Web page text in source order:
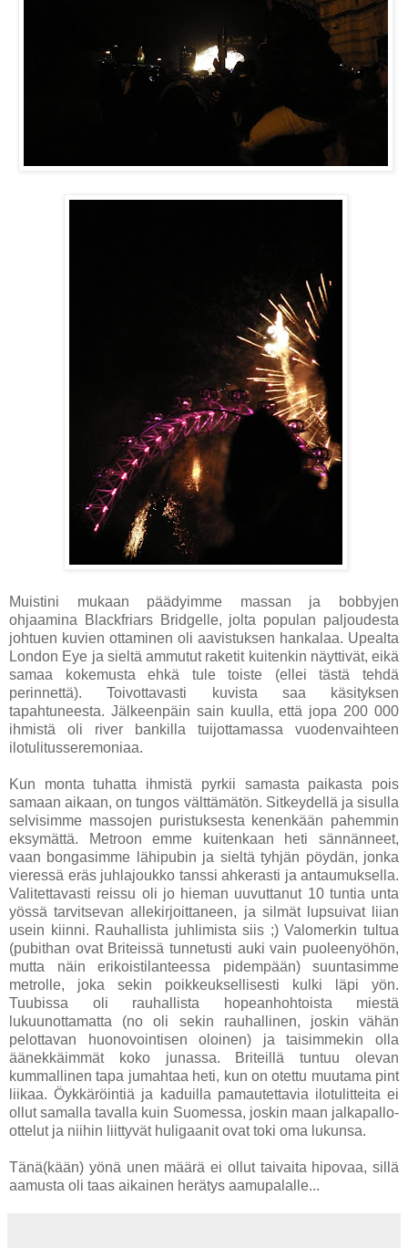
Muistini mukaan päädyimme massan ja bobbyjen
ohjaamina Blackfriars Bridgelle, jolta populan paljoudesta
johtuen kuvien ottaminen oli aavistuksen hankalaa. Upealta
London Eye ja sieltä ammutut raketit kuitenkin näyttivät, eikä
samaa kokemusta ehkä tule toiste (ellei tästä tehdä
perinnettä). Toivottavasti kuvista saa käsityksen
tapahtuneesta. Jälkeenpäin sain kuulla, että jopa 200 000
ihmistä oli river bankilla tuijottamassa vuodenvaihteen
ilotulitusseremoniaa.
Kun monta tuhatta ihmistä pyrkii samasta paikasta pois
samaan aikaan, on tungos välttämätön. Sitkeydellä ja sisulla
selvisimme massojen puristuksesta kenenkään pahemmin
eksymättä. Metroon emme kuitenkaan heti sännänneet,
vaan bongasimme lähipubin ja sieltä tyhjän pöydän, jonka
vieressä eräs juhlajoukko tanssi ahkerasti ja antaumuksella.
Valitettavasti reissu oli jo hieman uuvuttanut 10 tuntia unta
yössä tarvitsevan allekirjoittaneen, ja silmät lupsuivat liian
usein kiinni. Rauhallista juhlimista siis ;) Valomerkin tultua
(pubithan ovat Briteissä tunnetusti auki vain puoleenyöhön,
mutta näin erikoistilanteessa pidempään) suuntasimme
metrolle, joka sekin poikkeuksellisesti kulki läpi yön.
Tuubissa oli rauhallista hopeanhohtoista miestä
lukuunottamatta (no oli sekin rauhallinen, joskin vähän
pelottavan huonovointisen oloinen) ja taisimmekin olla
äänekkäimmät koko junassa. Briteillä tuntuu olevan
kummallinen tapa jumahtaa heti, kun on otettu muutama pint
liikaa. Öykkäröintiä ja kaduilla pamautettavia ilotulitteita ei
ollut samalla tavalla kuin Suomessa, joskin maan jalkapallo-
ottelut ja niihin liittyvät huligaanit ovat toki oma lukunsa.
Tänä(kään) yönä unen määrä ei ollut taivaita hipovaa, sillä
aamusta oli taas aikainen herätys aamupalalle...